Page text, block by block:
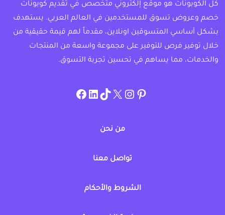
كل الكوبونات هو موقع إلكتروني متخصص في تقديم كوبونات
خصم وعروض تسوق للمستخدمين في العالم العربي. يستهدف
بشكل أساسي المتسوقين اونلاين، مقدماً لهم قيمة حقيقية من
خلال توفير فرص للتوفير على مجموعة واسعة من المنتجات
والخدمات، مما يساهم في تحسين تجربة التسوق.
pinterest
allcouponat
twitter
TikTok
linkedin
facebook
من نحن
تواصل معنا
الشروط والأحكام